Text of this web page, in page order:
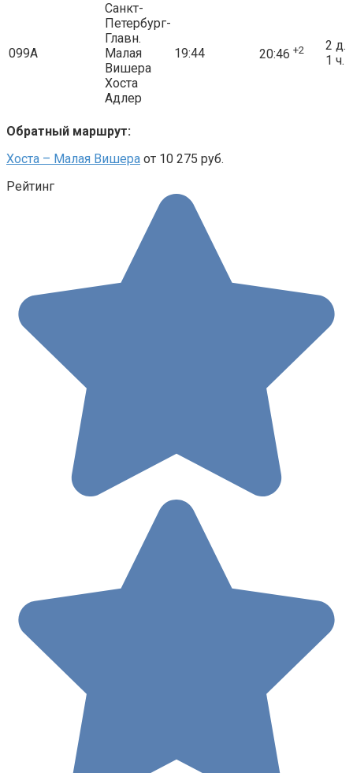
099А
Санкт-
Петербург-
Главн.
Малая
Вишера
Хоста
Адлер
19:44 20:46 +2
2 д.
1 ч.
Обратный маршрут:
Хоста – Малая Вишера от 10 275 руб.
Рейтинг